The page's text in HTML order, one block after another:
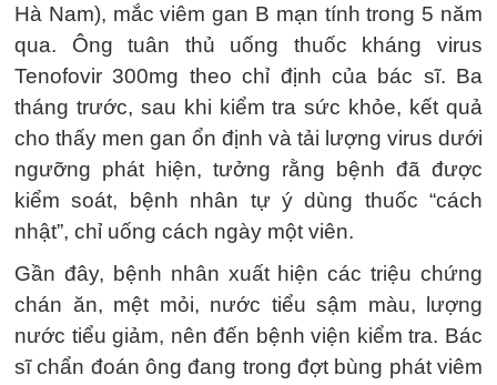
Hà Nam), mắc viêm gan B mạn tính trong 5 năm
qua. Ông tuân thủ uống thuốc kháng virus
Tenofovir 300mg theo chỉ định của bác sĩ. Ba
tháng trước, sau khi kiểm tra sức khỏe, kết quả
cho thấy men gan ổn định và tải lượng virus dưới
ngưỡng phát hiện, tưởng rằng bệnh đã được
kiểm soát, bệnh nhân tự ý dùng thuốc “cách
nhật”, chỉ uống cách ngày một viên.
Gần đây, bệnh nhân xuất hiện các triệu chứng
chán ăn, mệt mỏi, nước tiểu sậm màu, lượng
nước tiểu giảm, nên đến bệnh viện kiểm tra. Bác
sĩ chẩn đoán ông đang trong đợt bùng phát viêm